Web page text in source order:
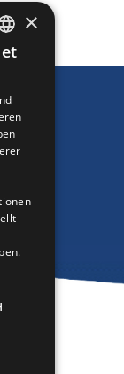
×